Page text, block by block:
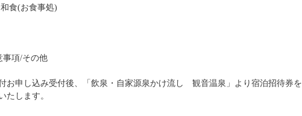
食(お食事処)
事項/その他
お申し込み受付後、「飲泉・自家源泉かけ流し　観音温泉」より宿泊招待券を
たします。